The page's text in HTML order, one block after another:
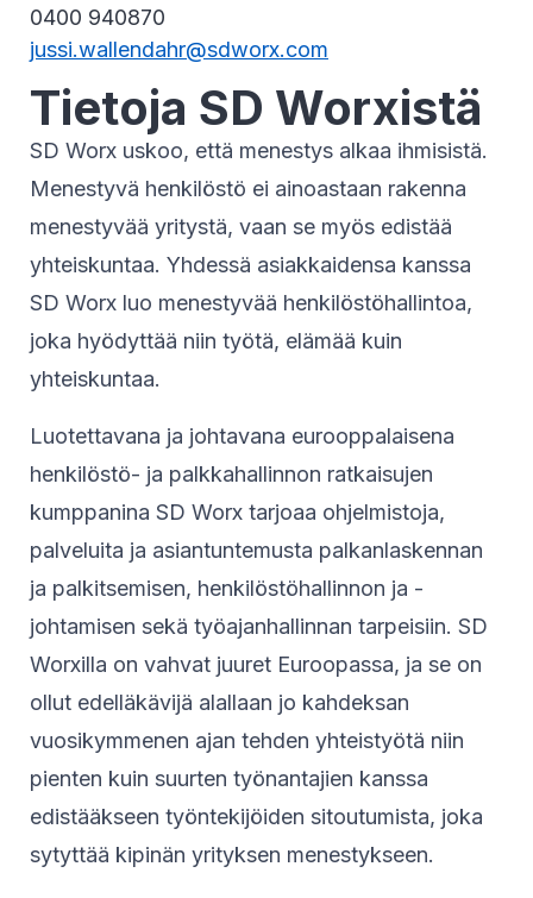
0400 940870
jussi.wallendahr@sdworx.com
Tietoja SD Worxistä
SD Worx uskoo, että menestys alkaa ihmisistä.
Menestyvä henkilöstö ei ainoastaan rakenna
menestyvää yritystä, vaan se myös edistää
yhteiskuntaa. Yhdessä asiakkaidensa kanssa
SD Worx luo menestyvää henkilöstöhallintoa,
joka hyödyttää niin työtä, elämää kuin
yhteiskuntaa.
Luotettavana ja johtavana eurooppalaisena
henkilöstö- ja palkkahallinnon ratkaisujen
kumppanina SD Worx tarjoaa ohjelmistoja,
palveluita ja asiantuntemusta palkanlaskennan
ja palkitsemisen, henkilöstöhallinnon ja -
johtamisen sekä työajanhallinnan tarpeisiin. SD
Worxilla on vahvat juuret Euroopassa, ja se on
ollut edelläkävijä alallaan jo kahdeksan
vuosikymmenen ajan tehden yhteistyötä niin
pienten kuin suurten työnantajien kanssa
edistääkseen työntekijöiden sitoutumista, joka
sytyttää kipinän yrityksen menestykseen.